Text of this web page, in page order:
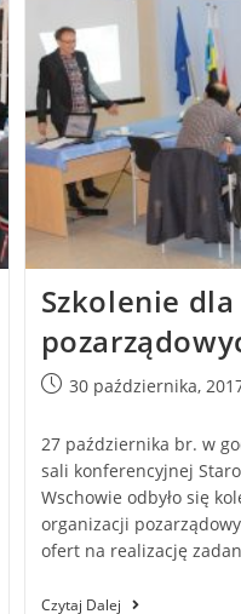
Szkolenie
30 października,
27 października br. w
sali konferencyjnej
Wschowie odbyło się
organizacji
ofert na realizację
Czytaj Dalej